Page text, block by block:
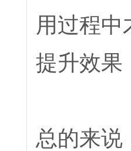
用过程
提升效果
总的来说